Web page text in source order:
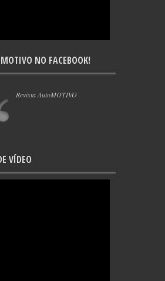
NO FACEBOOK!
Revista AutoMOTIVO
VÍDEO